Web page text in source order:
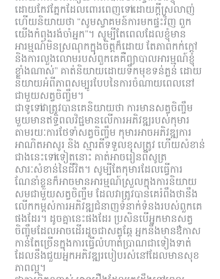
ដោយកែវភ្នែកដែលពោរពេញទៅដោយក្តីស្រលាញ់
ហើយនិយាយថា “សូមស្វាគមន៍ការមកផ្ទះវិញ ពួក
យើងកំពុងរង់ចាំអ្នក”។ សូម្បីតែពេលដែលខ្ញុំមាន
អារម្មណ៍មិនស្រណុកក្នុងចិត្តក៏ដោយ តែភាពកក់ក្តៅ
និងការលួងលោមរបស់ពួកគេគឺព្យាបាលអារម្មណ៍ខ្ញុំ
ខ្លាំងណាស់” គាត់និយាយដោយទឹកមុខទន់ភ្លន់ ដោយ
និយាយអំពីភាពសម្បូរបែបនៃការចំណាយពេលនៅ
ជាមួយសត្វចិញ្ចឹម។
ជាទូទៅវាត្រូវបានគេនិយាយថា ការមានសត្វចិញ្ចឹម
មួយមានឥទ្ធិពលវិជ្ជមានលើការអភិវឌ្ឍរបស់កុមារ
តាមរយៈការថែទាំសត្វចិញ្ចឹម កុមារអាចអភិវឌ្ឍការ
អាណិតអាសូរ និង ស្មារតីទទួលខុសត្រូវ ហើយសំខាន់
ជាងនេះទៅទៀតនោះ គាត់អាចរៀនពីសូត្រ
សារៈសំខាន់នៃជីវិត។ សូម្បីតែកុមារដែលធ្វើការ
ណែនាំខ្លួនក៏អាចមានអារម្មណ៍ស្រួលក្នុងការនិយាយ
សមជាមួយសត្វចិញ្ចឹម ដែលវាត្រូវបានគេរំពឹងថានឹង
លើកកម្ពស់ការអភិវឌ្ឍជំនាញទំនាក់ទំនងរបស់ពួកគេ
ផងដែរ។ ដូចគ្នានេះផងដែរ ប្រសិនបើអ្នកមានសត្វ
ចិញ្ចឹមដែលអាចដើរដូចជាសត្វឆ្កែ អ្នកនឹងមានឳកាស
កាន់តែច្រើនក្នុងការធ្វើលំហាត់ប្រាណជាទៀងទាត់
ដែលនឹងជួយអ្នកអភិវឌ្ឍរបៀបរស់នៅដែលមានសុខ
ភាពល្អ។